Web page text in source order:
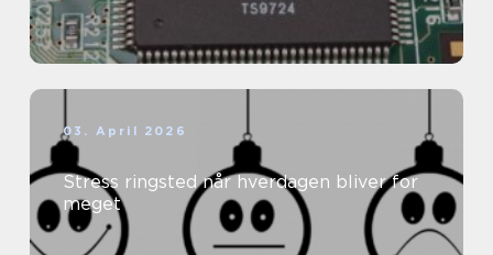
03. April 2026
Stress ringsted når hverdagen bliver for
meget